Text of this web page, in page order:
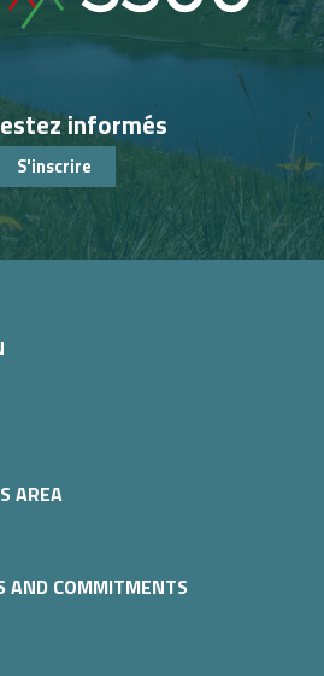
informés
S'inscrire
AREA
AND COMMITMENTS